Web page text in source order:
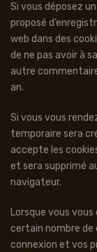
Si vous déposez
proposé
web dans des
de ne pas avoir à
autre
an.
Si vous vous
temporaire sera
accepte les
et sera supprimé
navigateur.
Lorsque vous
certain nombre de
connexion et vos